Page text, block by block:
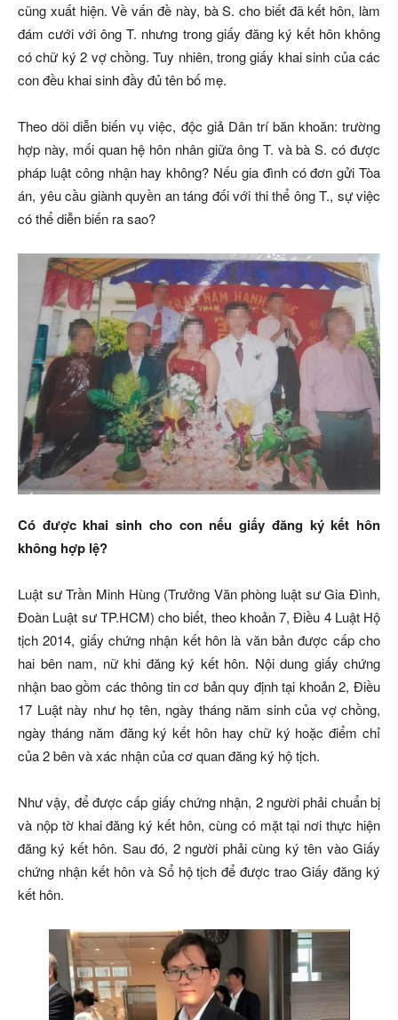
cũng xuất hiện. Về vấn đề này, bà S. cho biết đã kết hôn, làm
đám cưới với ông T. nhưng trong giấy đăng ký kết hôn không
có chữ ký 2 vợ chồng. Tuy nhiên, trong giấy khai sinh của các
con đều khai sinh đầy đủ tên bố mẹ.
Theo dõi diễn biến vụ việc, độc giả Dân trí băn khoăn: trường
hợp này, mối quan hệ hôn nhân giữa ông T. và bà S. có được
pháp luật công nhận hay không? Nếu gia đình có đơn gửi Tòa
án, yêu cầu giành quyền an táng đối với thi thể ông T., sự việc
có thể diễn biến ra sao?
Có được khai sinh cho con nếu giấy đăng ký kết hôn
không hợp lệ?
Luật sư Trần Minh Hùng (Trưởng Văn phòng luật sư Gia Đình,
Đoàn Luật sư TP.HCM) cho biết, theo khoản 7, Điều 4 Luật Hộ
tịch 2014, giấy chứng nhận kết hôn là văn bản được cấp cho
hai bên nam, nữ khi đăng ký kết hôn. Nội dung giấy chứng
nhận bao gồm các thông tin cơ bản quy định tại khoản 2, Điều
17 Luật này như họ tên, ngày tháng năm sinh của vợ chồng,
ngày tháng năm đăng ký kết hôn hay chữ ký hoặc điểm chỉ
của 2 bên và xác nhận của cơ quan đăng ký hộ tịch.
Như vậy, để được cấp giấy chứng nhận, 2 người phải chuẩn bị
và nộp tờ khai đăng ký kết hôn, cùng có mặt tại nơi thực hiện
đăng ký kết hôn. Sau đó, 2 người phải cùng ký tên vào Giấy
chứng nhận kết hôn và Sổ hộ tịch để được trao Giấy đăng ký
kết hôn.